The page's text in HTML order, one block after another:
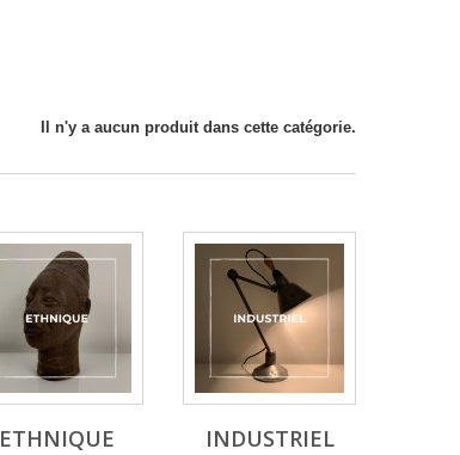
Il n'y a aucun produit dans cette catégorie.
ETHNIQUE INDUSTRIEL